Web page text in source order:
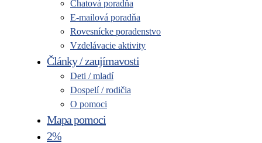
Chatová poradňa
E-mailová poradňa
Rovesnícke poradenstvo
Vzdelávacie aktivity
Články / zaujímavosti
Deti / mladí
Dospelí / rodičia
O pomoci
Mapa pomoci
2%